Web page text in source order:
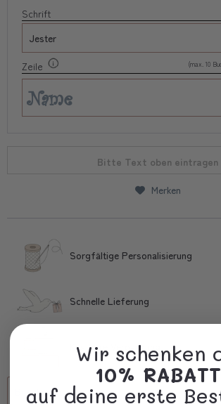
Schrift
Zeile (max. 10
Bitte Text oben eintragen
Merken
Sorgfältige Personalisierung
Schnelle Lieferung
Kostbare Verpackung
Beschreibung
Wir schenken
10% RABATT
auf deine erste